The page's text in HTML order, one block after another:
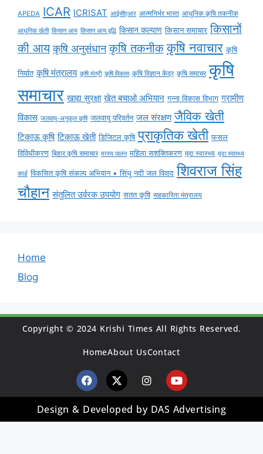
APEDA ICAR ICRISAT आईसीएआर आत्मनिर्भर भारत आधुनिक कृषि तकनीक
आधुनिक खेती किसान आय किसान आय वृद्धि किसान कल्याण किसान समाचार किसानों
की आय कृषि अनुसंधान कृषि तकनीक कृषि नवाचार कृषि
निर्यात कृषि मंत्रालय कृषि मंत्री कृषि विकास कृषि विज्ञान केंद्र कृषि समाचर कृषि
समाचार खाद्य सुरक्षा खेत बचाओ अभियान गन्ना विकास विभाग ग्रामीण
विकास जलवायु-अनुकूल कृषि जलवायु परिवर्तन जल संरक्षण जैविक खेती
टिकाऊ कृषि टिकाऊ खेती डिजिटल कृषि प्राकृतिक खेती फसल
विविधीकरण बिहार कृषि समाचार मत्स्य पालन महिला सशक्तिकरण मृदा स्वास्थ्य मृदा स्वास्थ्य
कार्ड विकसित कृषि संकल्प अभियान • सिंधु नदी जल विवाद शिवराज सिंह
चौहान संतुलित उर्वरक उपयोग सतत कृषि सहकारिता मंत्रालय
Home
Blog
Copyright © 2024 Krishi Times All Rights Reserved.
HomeAbout UsContact
Design & Developed by DAS Advertising